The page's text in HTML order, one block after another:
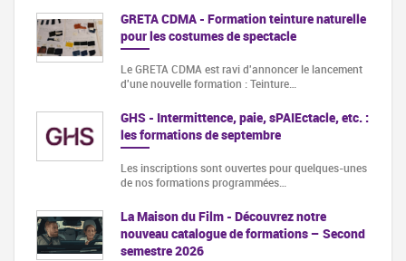
GRETA CDMA - Formation teinture naturelle
pour les costumes de spectacle
Le GRETA CDMA est ravi d'annoncer le lancement
d'une nouvelle formation : Teinture…
GHS - Intermittence, paie, sPAIEctacle, etc. :
les formations de septembre
Les inscriptions sont ouvertes pour quelques-unes
de nos formations programmées…
La Maison du Film - Découvrez notre
nouveau catalogue de formations – Second
semestre 2026